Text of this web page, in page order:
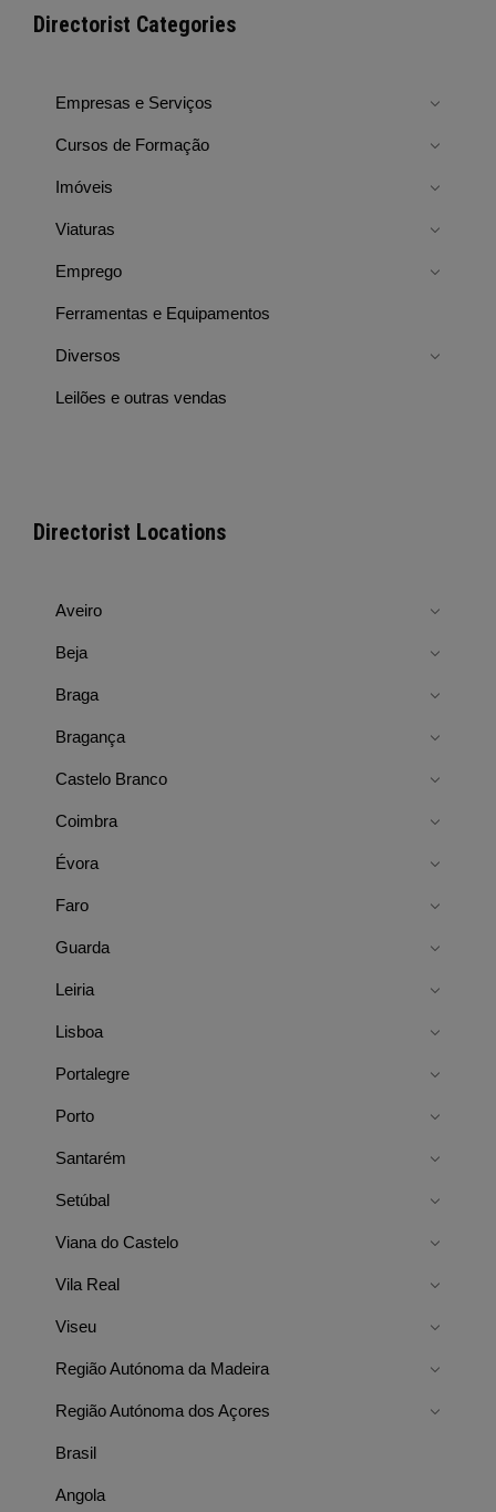
Directorist Categories
Empresas e Serviços
Cursos de Formação
Imóveis
Viaturas
Emprego
Ferramentas e Equipamentos
Diversos
Leilões e outras vendas
Directorist Locations
Aveiro
Beja
Braga
Bragança
Castelo Branco
Coimbra
Évora
Faro
Guarda
Leiria
Lisboa
Portalegre
Porto
Santarém
Setúbal
Viana do Castelo
Vila Real
Viseu
Região Autónoma da Madeira
Região Autónoma dos Açores
Brasil
Angola